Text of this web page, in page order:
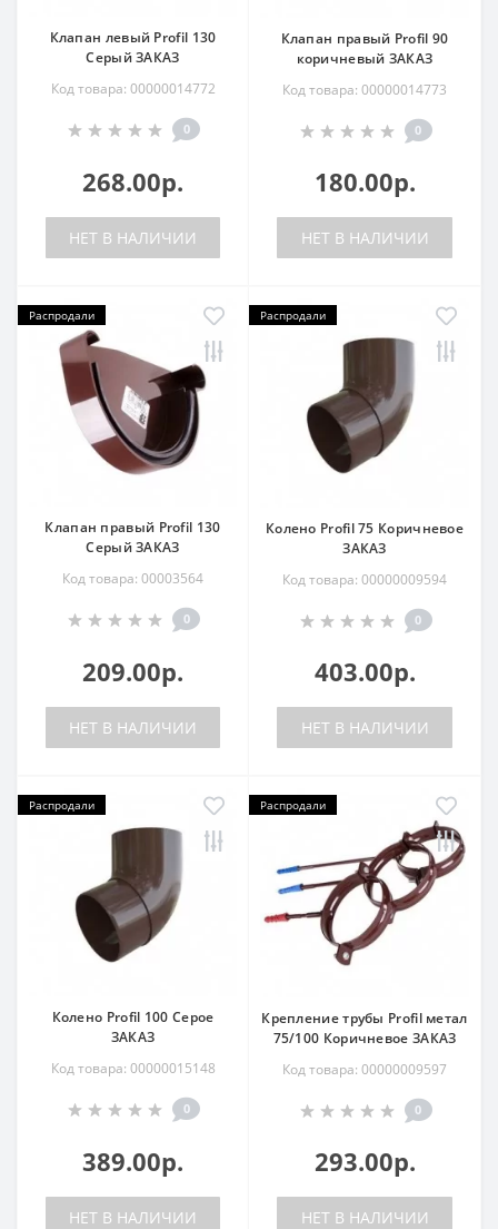
Клапан левый Profil 130
Серый ЗАКАЗ
Код товара: 00000014772
0
268.00р.
НЕТ В НАЛИЧИИ
Клапан правый Profil 90
коричневый ЗАКАЗ
Код товара: 00000014773
0
180.00р.
НЕТ В НАЛИЧИИ
Распродали
Клапан правый Profil 130
Серый ЗАКАЗ
Код товара: 00003564
0
209.00р.
НЕТ В НАЛИЧИИ
Распродали
Колено Profil 75 Коричневое
ЗАКАЗ
Код товара: 00000009594
0
403.00р.
НЕТ В НАЛИЧИИ
Распродали
Колено Profil 100 Серое
ЗАКАЗ
Код товара: 00000015148
0
389.00р.
НЕТ В НАЛИЧИИ
Распродали
Крепление трубы Profil метал
75/100 Коричневое ЗАКАЗ
Код товара: 00000009597
0
293.00р.
НЕТ В НАЛИЧИИ